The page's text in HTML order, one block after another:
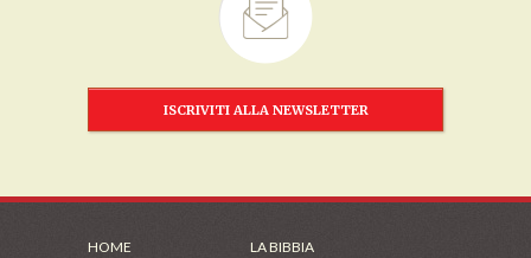
ISCRIVITI ALLA NEWSLETTER
HOME LA BIBBIA